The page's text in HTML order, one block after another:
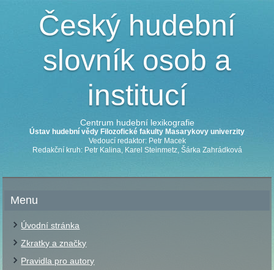
Český hudební
slovník osob a
institucí
Centrum hudební lexikografie
Ústav hudební vědy Filozofické fakulty Masarykovy univerzity
Vedoucí redaktor: Petr Macek
Redakční kruh: Petr Kalina, Karel Steinmetz, Šárka Zahrádková
Menu
Úvodní stránka
Zkratky a značky
Pravidla pro autory